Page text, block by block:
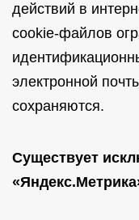
действий в
cookie-файлов
электронной
сохраняются.
Существует